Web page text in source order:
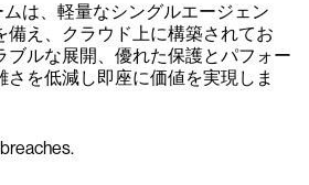
は、軽量なシングルエージェン
備え、クラウド上に構築されてお
ブルな展開、優れた保護とパフォー
さを低減し即座に価値を実現しま